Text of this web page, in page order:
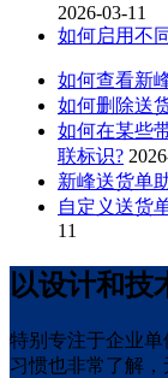
2026-03-11
如何启用不
如何查看新
如何删除送
如何在某些
联标识?
新峰送货单
自定义送货
11
以设计和技
特别专注于企业
习惯也非常了解